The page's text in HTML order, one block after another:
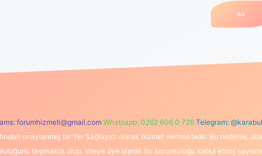
forumhizmeti@gmail.com Whatsapp: 0262 606 0 726 Telegram: @karabul
onaylanmış bir Yer Sağlayıcı olarak hizmet vermektedir. Bu nedenle,
taşımakta olup, siteye üye olarak bu sorumluluğu kabul etmiş